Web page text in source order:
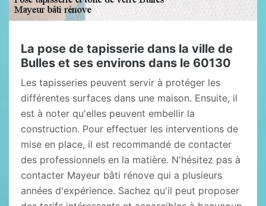
La pose de tapisserie dans la ville de
Bulles et ses environs dans le 60130
Les tapisseries peuvent servir à protéger les
différentes surfaces dans une maison. Ensuite, il
est à noter qu'elles peuvent embellir la
construction. Pour effectuer les interventions de
mise en place, il est recommandé de contacter
des professionnels en la matière. N'hésitez pas à
contacter Mayeur bâti rénove qui a plusieurs
années d'expérience. Sachez qu'il peut proposer